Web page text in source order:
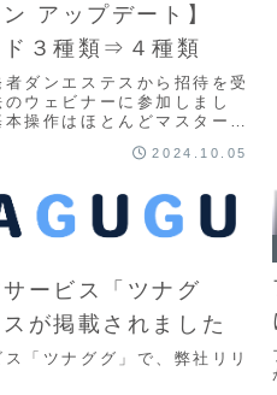
ン アップデート】
３種類⇒４種類
ダンエステスから招待を受
ウェビナーに参加しまし
操作はほとんどマスターで
2024.10.05
ービス「ツナグ
が掲載されました
「ツナググ」で、弊社リリ